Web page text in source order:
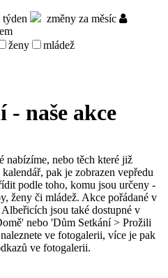
týden
změny za měsíc
ženy mládež
naše akce
nabízíme, nebo těch které již
pak je zobrazen vepředu
podle toho, komu jsou určeny -
ženy či mládež. Akce pořádané v
jsou také dostupné v
nebo 'Dům Setkání > Prožili
ve fotogalerii, více je pak
ve fotogalerii.